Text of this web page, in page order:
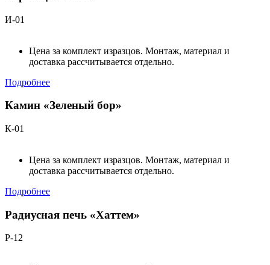
И-01
Цена за комплект изразцов. Монтаж, материал и
доставка рассчитывается отдельно.
Подробнее
Камин «Зеленый бор»
К-01
Цена за комплект изразцов. Монтаж, материал и
доставка рассчитывается отдельно.
Подробнее
Радиусная печь «Хаттем»
Р-12